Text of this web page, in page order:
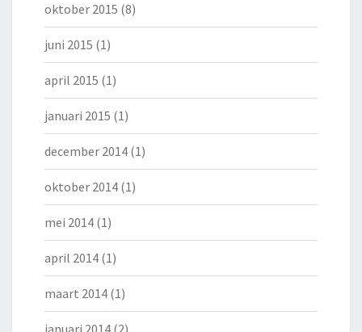
oktober 2015 (8)
juni 2015 (1)
april 2015 (1)
januari 2015 (1)
december 2014 (1)
oktober 2014 (1)
mei 2014 (1)
april 2014 (1)
maart 2014 (1)